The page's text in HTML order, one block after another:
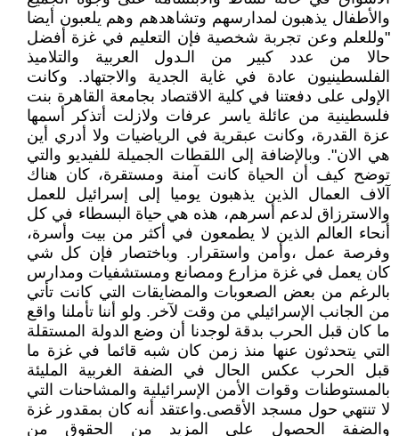
والأطفال يذهبون لمدارسهم وتشاهدهم وهم يلعبون أيضا
"وللعلم وعن تجربة شخصية فإن التعليم في غزة أفضل
حالا من عدد كبير من الـدول العربية والتلاميذ
الفلسطينيون عادة في غاية الجدية والاجتهاد. وكانت
الإولى على دفعتنا في كلية الاقتصاد بجامعة القاهرة بنت
فلسطينية من عائلة ياسر عرفات ولازلت أتذكر أسمها
عزة القدرة، وكانت عبقرية في الرياضيات ولا أدري أين
هي الان". وبالإضافة إلى اللقطات الجميلة للفيديو والتي
توضح كيف أن الحياة كانت آمنة ومستقرة، كان هناك
آلاف العمال الذين يذهبون يوميا إلى إسرائيل للعمل
والاسترزاق لدعم أسرهم، هذه هي حياة البسطاء في كل
أنحاء العالم الذين لا يطمعون في أكثر من بيت وأسرة،
وفرصة عمل ،وأمن واستقرار. وباختصار فإن كل شي
كان يعمل في غزة مزارع ومصانع ومستشفيات ومدارس
بالرغم من بعض الصعوبات والمضايقات التي كانت تأتي
من الجانب الإسرائيلي من وقت لآخر. ولو أننا تأملنا واقع
ما كان قبل الحرب بدقة لوجدنا أن وضع الدولة المستقلة
التي يتحدثون عنها منذ زمن كان شبه قائما في غزة ما
قبل الحرب عكس الحال في الضفة الغربية المليئة
بالمستوطنات وقوات الأمن الإسرائيلية والمشاحنات التي
لا تنتهي حول مسجد الأقصى.واعتقد أنه كان بمقدور غزة
والضفة الحصول على المزيد من الحقوق من